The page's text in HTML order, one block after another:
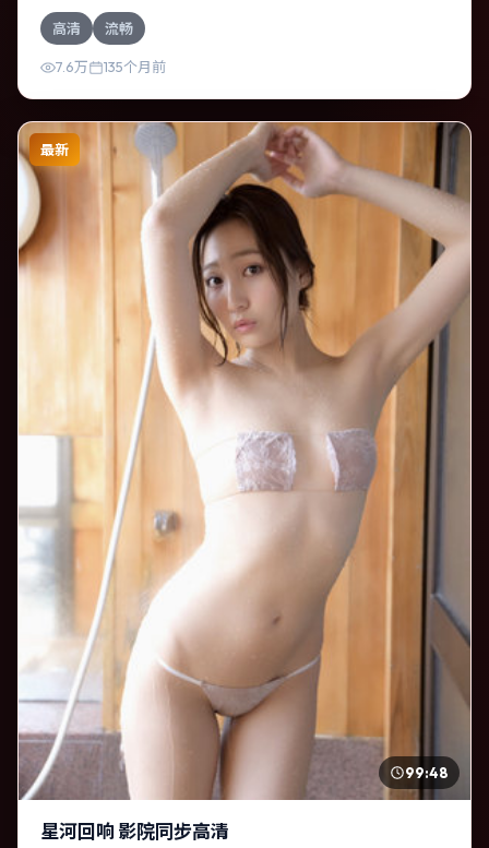
冒险作品，故事从日常裂缝切入，逐步推向不可逆转的结
局；视听语言统一，情感落点克制有力。
高清 流畅
7.6万 135个月前
最新
99:48
星河回响 影院同步高清